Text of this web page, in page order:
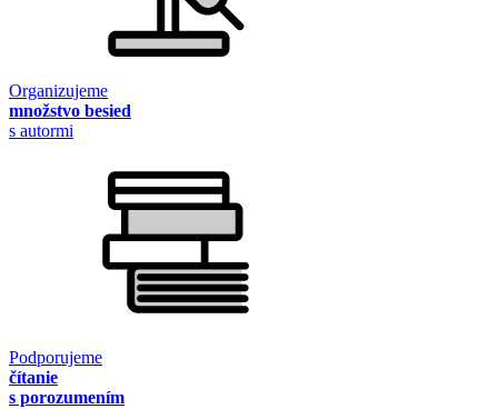
Organizujeme
množstvo besied
s autormi
Podporujeme
čítanie
s porozumením